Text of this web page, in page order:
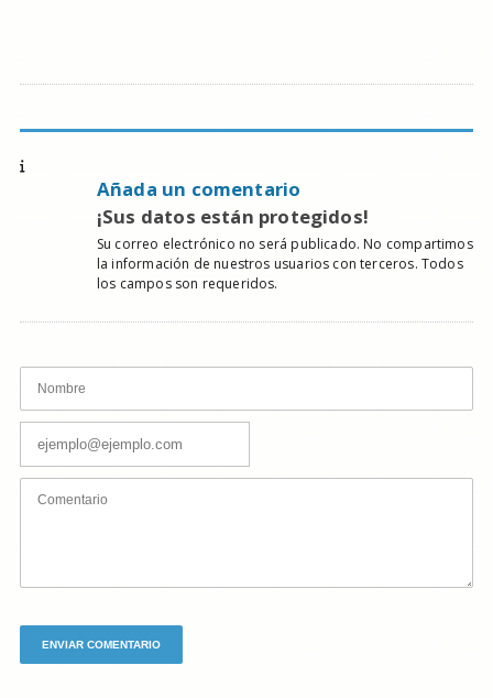
Añada un comentario
¡Sus datos están protegidos!
Su correo electrónico no será publicado. No compartimos
la información de nuestros usuarios con terceros. Todos
los campos son requeridos.